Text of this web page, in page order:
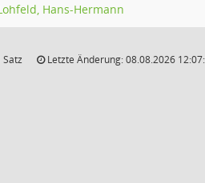
Hans-Hermann
Letzte Änderung: 08.08.2026